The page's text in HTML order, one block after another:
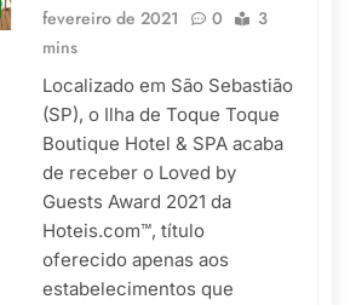
fevereiro de 2021
0
3
mins
Localizado em São Sebastião
(SP), o Ilha de Toque Toque
Boutique Hotel & SPA acaba
de receber o Loved by
Guests Award 2021 da
Hoteis.com™, título
oferecido apenas aos
estabelecimentos que